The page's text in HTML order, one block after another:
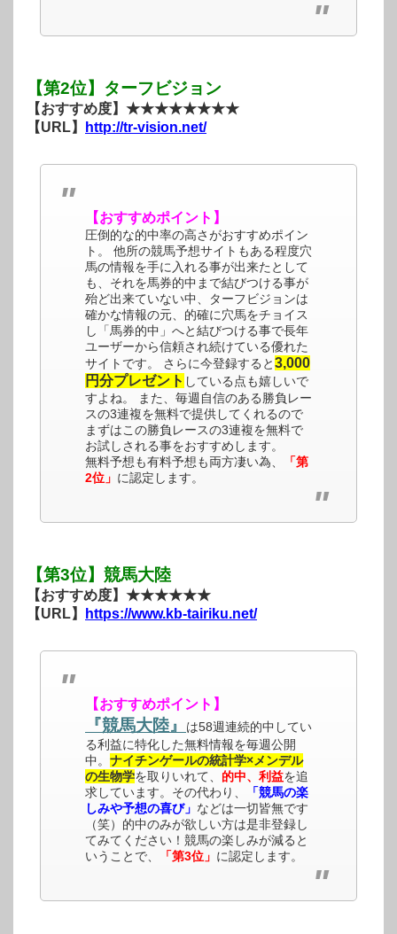
【第2位】ターフビジョン
【おすすめ度】★★★★★★★★
【URL】
http://tr-vision.net/
【おすすめポイント】
圧倒的な的中率の高さがおすすめポイン
ト。 他所の競馬予想サイトもある程度穴
馬の情報を手に入れる事が出来たとして
も、それを馬券的中まで結びつける事が
殆ど出来ていない中、ターフビジョンは
確かな情報の元、的確に穴馬をチョイス
し「馬券的中」へと結びつける事で長年
ユーザーから信頼され続けている優れた
サイトです。 さらに今登録すると3,000
円分プレゼント している点も嬉しいで
すよね。 また、毎週自信のある勝負レー
スの3連複を無料で提供してくれるので
まずはこの勝負レースの3連複を無料で
お試しされる事をおすすめします。
無料予想も有料予想も両方凄い為、
「第
2位」 に認定します。
【第3位】競馬大陸
【おすすめ度】★★★★★★
【URL】
https://www.kb-tairiku.net/
【おすすめポイント】
『競馬大陸』
は58週連続的中してい
る利益に特化した無料情報を毎週公開
中。 ナイチンゲールの統計学×メンデル
の生物学を取りいれて、 的中、利益を追
求しています。その代わり、
「競馬の楽
しみや予想の喜び」 などは一切皆無です
（笑）的中のみが欲しい方は是非登録し
てみてください！競馬の楽しみが減ると
いうことで、
「第3位」 に認定します。